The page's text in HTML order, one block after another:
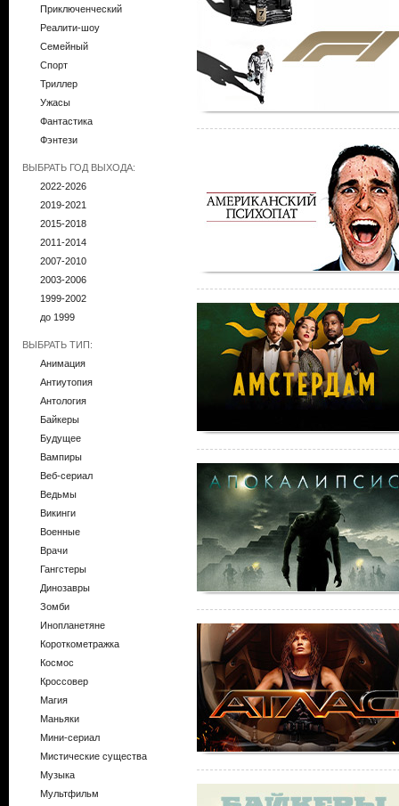
Приключенческий
Реалити-шоу
Семейный
Спорт
Триллер
Ужасы
Фантастика
Фэнтези
ВЫБРАТЬ ГОД ВЫХОДА:
2022-2026
2019-2021
2015-2018
2011-2014
2007-2010
2003-2006
1999-2002
до 1999
ВЫБРАТЬ ТИП:
Анимация
Антиутопия
Антология
Байкеры
Будущее
Вампиры
Веб-сериал
Ведьмы
Викинги
Военные
Врачи
Гангстеры
Динозавры
Зомби
Инопланетяне
Короткометражка
Космос
Кроссовер
Магия
Маньяки
Мини-сериал
Мистические существа
Музыка
Мультфильм